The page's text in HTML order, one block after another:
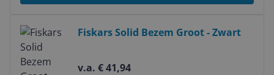
Fiskars Solid Bezem Groot - Zwart
v.a. € 41,94
Bekijk product